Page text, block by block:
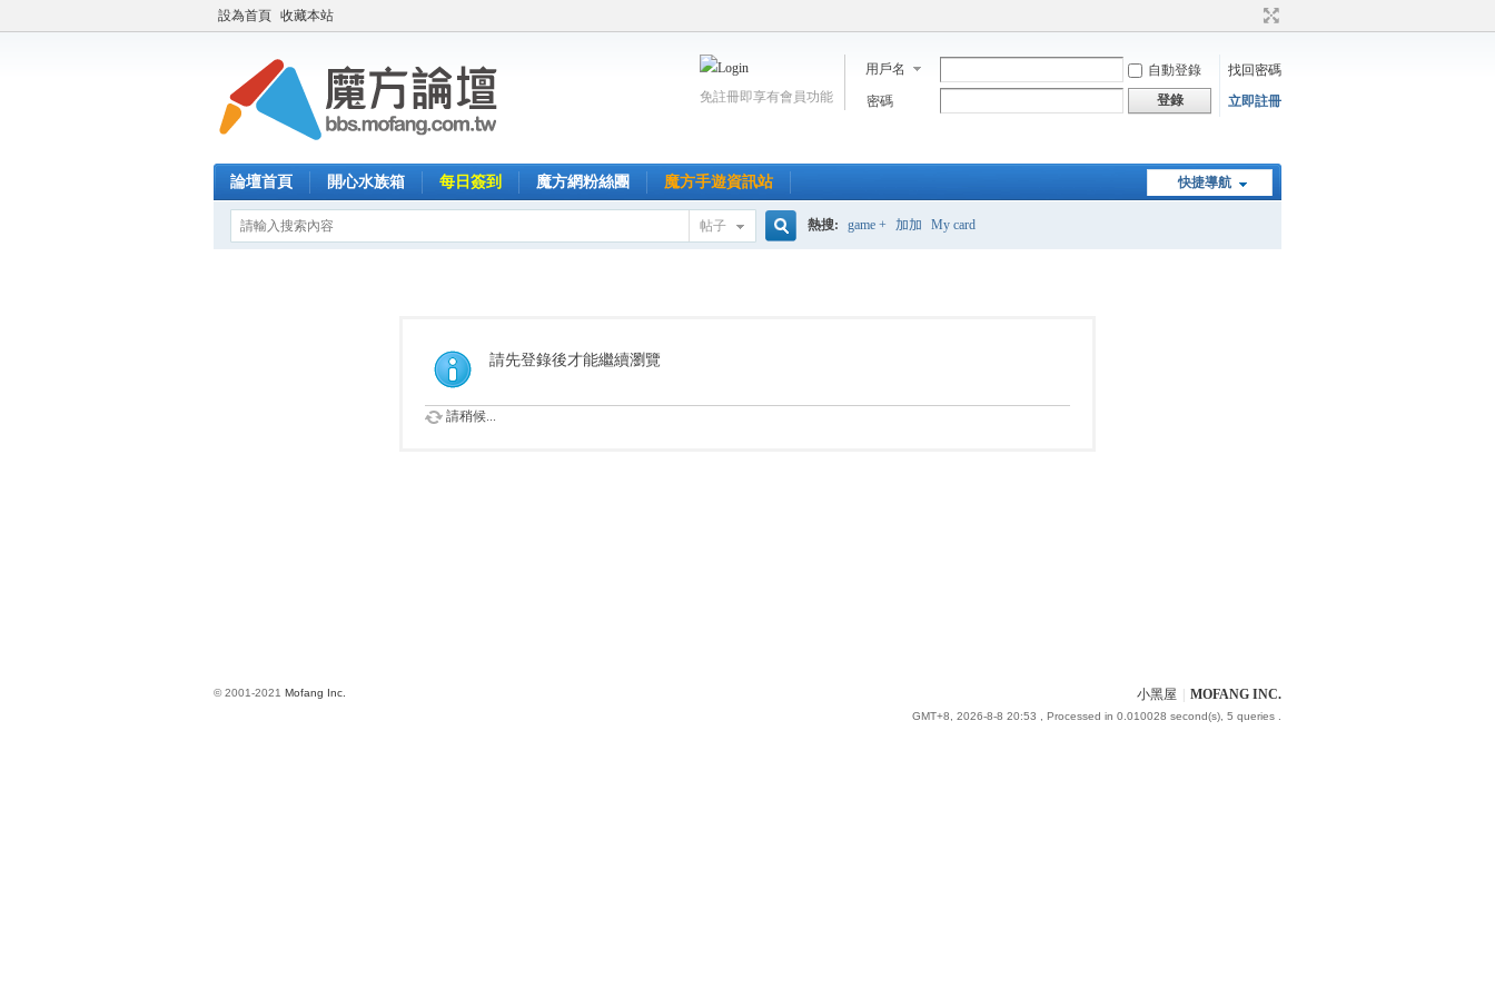
設為首頁 收藏本站
用戶名 自動登錄
找回密碼
密碼
登錄 立即註冊
免註冊即享有會員功能
快捷導航
論壇首頁 開心水族箱 每日簽到 魔方網粉絲團 魔方手遊資訊站
帖子 熱搜: game + 加加 My card
請先登錄後才能繼續瀏覽
請稍候...
小黑屋 MOFANG INC.
GMT+8, 2026-8-8 20:53 , Processed in 0.010028 second(s), 5 queries .
© 2001-2021 Mofang Inc.